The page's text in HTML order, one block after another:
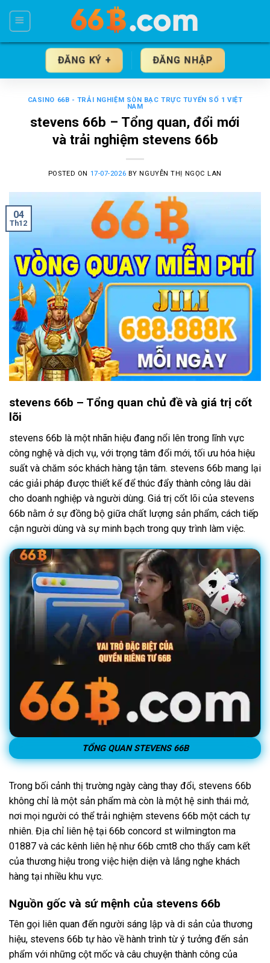
ĐĂNG KÝ + ĐĂNG NHẬP
CASINO 66B - TRẢI NGHIỆM SÒN BẠC TRỰC TUYẾN SỐ 1 VIỆT
NAM
stevens 66b – Tổng quan, đổi mới
và trải nghiệm stevens 66b
POSTED ON 17-07-2026 BYNGUYỄN THỊ NGỌC LAN
04
Th12
stevens 66b – Tổng quan chủ đề và giá trị cốt
lõi
stevens 66b là một nhãn hiệu đang nổi lên trong lĩnh vực
công nghệ và dịch vụ, với trọng tâm đổi mới, tối ưu hóa hiệu
suất và chăm sóc khách hàng tận tâm. stevens 66b mang lại
các giải pháp được thiết kế để thúc đẩy thành công lâu dài
cho doanh nghiệp và người dùng. Giá trị cốt lõi của stevens
66b nằm ở sự đồng bộ giữa chất lượng sản phẩm, cách tiếp
cận người dùng và sự minh bạch trong quy trình làm việc.
TỔNG QUAN STEVENS 66B
Trong bối cảnh thị trường ngày càng thay đổi, stevens 66b
không chỉ là một sản phẩm mà còn là một hệ sinh thái mở,
nơi mọi người có thể trải nghiệm stevens 66b một cách tự
nhiên. Địa chỉ liên hệ tại 66b concord st wilmington ma
01887 và các kênh liên hệ như 66b cmt8 cho thấy cam kết
của thương hiệu trong việc hiện diện và lắng nghe khách
hàng tại nhiều khu vực.
Nguồn gốc và sứ mệnh của stevens 66b
Tên gọi liên quan đến người sáng lập và di sản của thương
hiệu, stevens 66b tự hào về hành trình từ ý tưởng đến sản
phẩm với những cột mốc và câu chuyện thành công của